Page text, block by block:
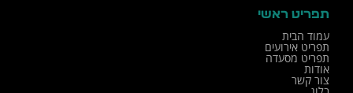
תפריט ראשי
עמוד הבית
תפריט אירועים
תפריט מסעדה
אודות
צור קשר